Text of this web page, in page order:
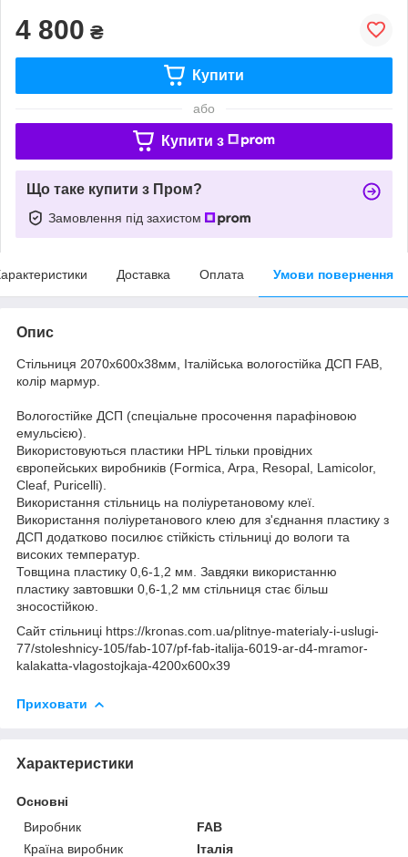
4 800 ₴
Купити
або
Купити з
Що таке купити з Пром?
Замовлення під захистом
Доставка Оплата Умови повернення
Опис
Стільниця 2070х600х38мм, Італійська вологостійка ДСП FAB,
колір мармур.
Вологостійке ДСП (спеціальне просочення парафіновою
емульсією).
Використовуються пластики HPL тільки провідних
європейських виробників (Formica, Arpa, Resopal, Lamicolor,
Cleaf, Puricelli).
Використання стільниць на поліуретановому клеї.
Використання поліуретанового клею для з'єднання пластику з
ДСП додатково посилює стійкість стільниці до вологи та
високих температур.
Товщина пластику 0,6-1,2 мм. Завдяки використанню
пластику завтовшки 0,6-1,2 мм стільниця стає більш
зносостійкою.
Сайт стільниці https://kronas.com.ua/plitnye-materialy-i-uslugi-
77/stoleshnicy-105/fab-107/pf-fab-italija-6019-ar-d4-mramor-
kalakatta-vlagostojkaja-4200x600x39
Приховати
Характеристики
Основні
Виробник
FAB
Країна виробник
Італія